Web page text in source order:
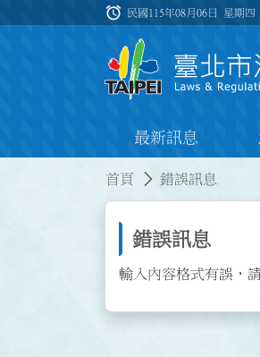
:::
alarm 民國115年08月06日 星期四
最新訊息
首頁 錯誤訊息
錯誤訊息
輸入內容格式有誤，